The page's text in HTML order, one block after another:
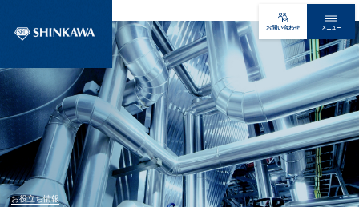
お問い合わせ メニュー
お役立ち情報